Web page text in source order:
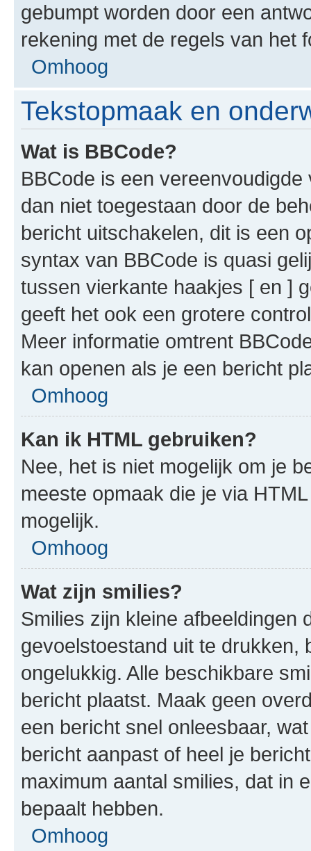
gebumpt worden door een
rekening met de regels van het
Omhoog
Tekstopmaak en
Wat is BBCode?
BBCode is een
dan niet toegestaan door de
bericht uitschakelen, dit is een
syntax van BBCode is quasi
tussen vierkante haakjes [ en ]
geeft het ook een grotere
Meer informatie omtrent
kan openen als je een bericht
Omhoog
Kan ik HTML gebruiken?
Nee, het is niet mogelijk om je
meeste opmaak die je via
mogelijk.
Omhoog
Wat zijn smilies?
Smilies zijn kleine afbeeldingen
gevoelstoestand uit te drukken,
ongelukkig. Alle beschikbare
bericht plaatst. Maak geen
een bericht snel onleesbaar,
bericht aanpast of heel je
maximum aantal smilies, dat in
bepaalt hebben.
Omhoog